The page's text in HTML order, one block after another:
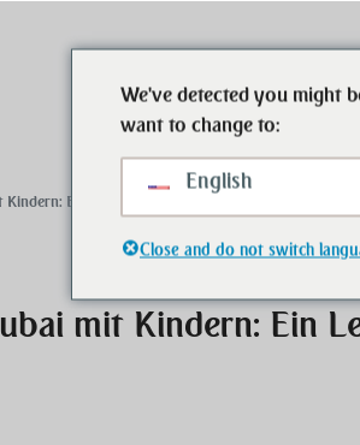
Ein Leitfaden für Familien
mit Kindern: Ein
We've detected you might
want to change to:
English
Close and do not switch